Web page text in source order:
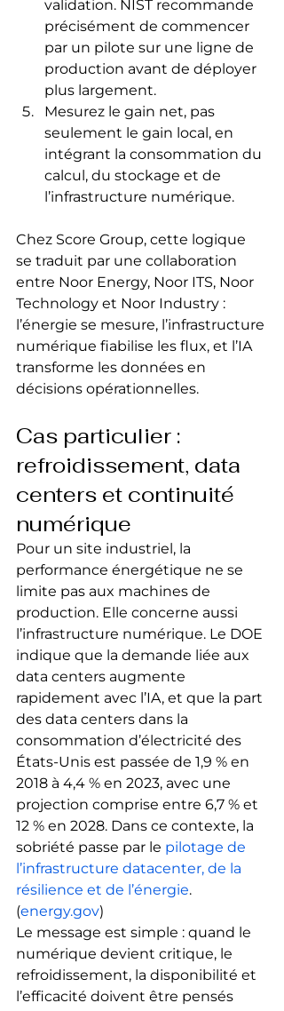
validation. NIST recommande
précisément de commencer
par un pilote sur une ligne de
production avant de déployer
plus largement.
Mesurez le gain net, pas
seulement le gain local, en
intégrant la consommation du
calcul, du stockage et de
l’infrastructure numérique.
Chez Score Group, cette logique
se traduit par une collaboration
entre Noor Energy, Noor ITS, Noor
Technology et Noor Industry :
l’énergie se mesure, l’infrastructure
numérique fiabilise les flux, et l’IA
transforme les données en
décisions opérationnelles.
Cas particulier :
refroidissement, data
centers et continuité
numérique
Pour un site industriel, la
performance énergétique ne se
limite pas aux machines de
production. Elle concerne aussi
l’infrastructure numérique. Le DOE
indique que la demande liée aux
data centers augmente
rapidement avec l’IA, et que la part
des data centers dans la
consommation d’électricité des
États-Unis est passée de 1,9 % en
2018 à 4,4 % en 2023, avec une
projection comprise entre 6,7 % et
12 % en 2028. Dans ce contexte, la
sobriété passe par le pilotage de
l’infrastructure datacenter, de la
résilience et de l’énergie.
(energy.gov)
Le message est simple : quand le
numérique devient critique, le
refroidissement, la disponibilité et
l’efficacité doivent être pensés